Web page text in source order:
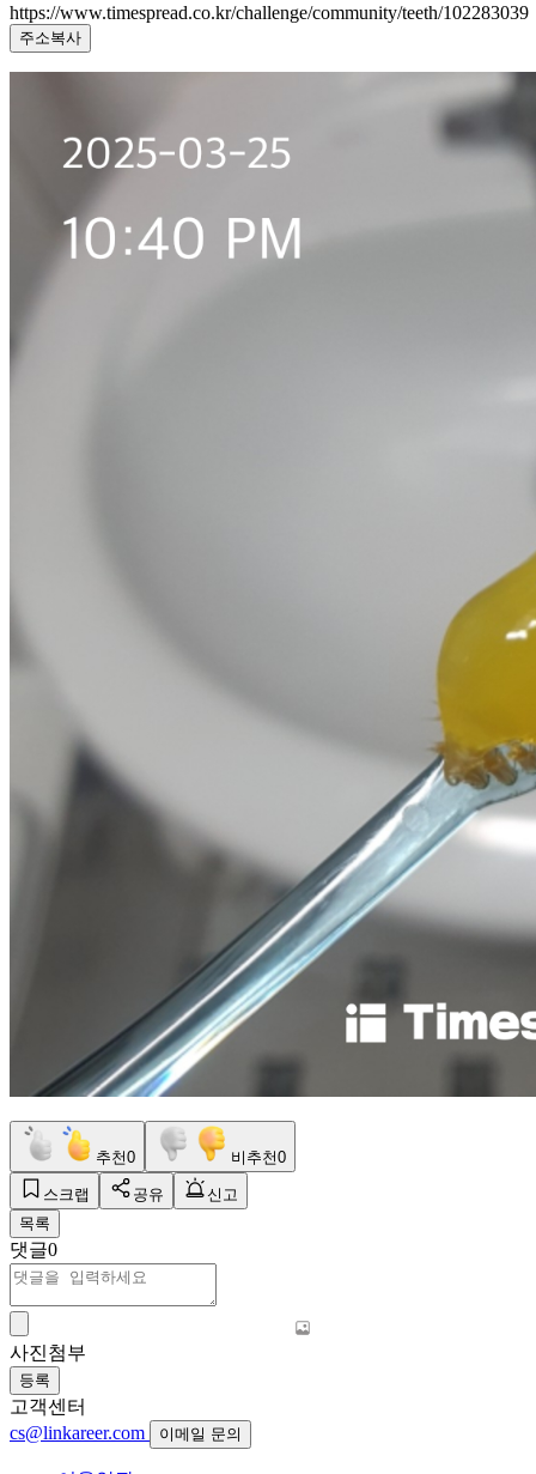
https://www.timespread.co.kr/challenge/community/teeth/102283039
주소복사
추천0 비추천0
스크랩 공유
신고
목록
댓글0
사진첨부
등록
고객센터
cs@linkareer.com
이메일 문의